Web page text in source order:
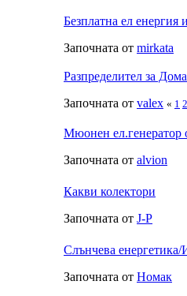
Безплатна ел енергия
Започната от mirkata
Разпределител за
Започната от valex « 1 2
Мюонен ел.генератор
Започната от alvion
Какви колектори
Започната от J-P
Слънчева
Започната от Номак